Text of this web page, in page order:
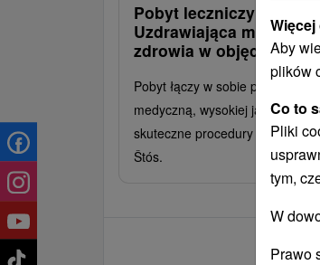
Pobyt leczniczy KLASIK:
Uzdrawiająca moc
zdrowia w objęciach
Pobyt łączy w sobie
medyczną, wysokiej jakości
skuteczne procedury lecznicze
Štós.
Aby
plików
Co to
Pliki
tym,
W
Prawo